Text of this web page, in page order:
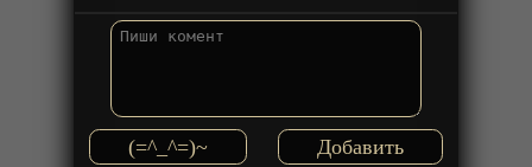
(=^_^=)~